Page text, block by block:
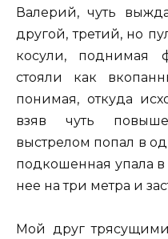
Валерий, чуть
другой, третий, но
косули, поднимая
стояли как
понимая, откуда
взяв чуть
выстрелом попал в
подкошенная упала в
нее на три метра и
Мой друг